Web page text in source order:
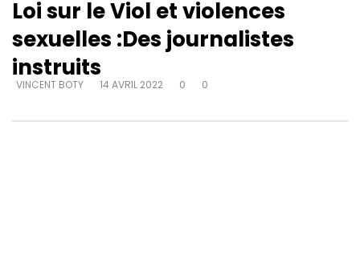
Loi sur le Viol et violences
sexuelles :Des journalistes
instruits
VINCENT BOTY 14 AVRIL 2022 0 0